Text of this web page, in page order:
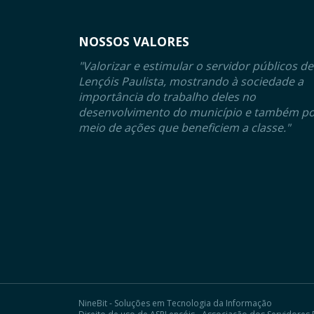
NOSSOS VALORES
"Valorizar e estimular o servidor públicos de
Lençóis Paulista, mostrando à sociedade a
importância do trabalho deles no
desenvolvimento do município e também
meio de ações que beneficiem a classe."
NineBit - Soluções em Tecnologia da Informação